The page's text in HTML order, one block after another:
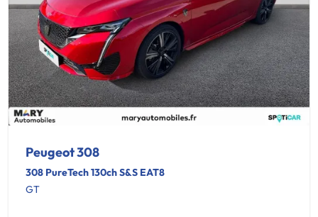
Peugeot 308
308 PureTech 130ch S&S EAT8
GT